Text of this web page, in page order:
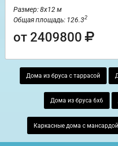
Размер: 8х12 м
Общая площадь: 126.32
от 2409800
Дома из бруса с таррасой
Дома из бруса 6х6
Каркасные дома с мансардой